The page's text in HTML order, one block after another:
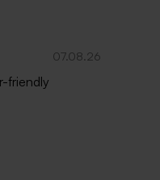
07.08.26
friendly